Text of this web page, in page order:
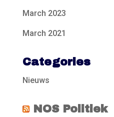
March 2023
March 2021
Categories
Nieuws
NOS Politiek